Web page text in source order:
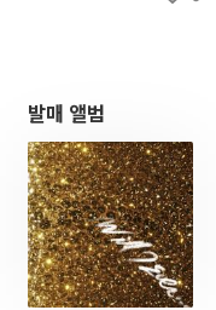
발매 앨범